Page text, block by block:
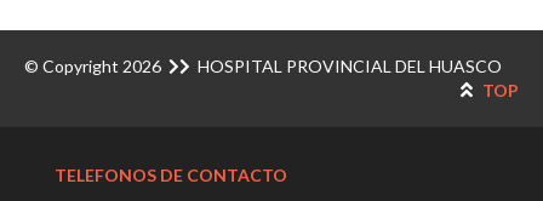
© Copyright 2026
HOSPITAL PROVINCIAL DEL HUASCO
TOP
TELEFONOS DE CONTACTO